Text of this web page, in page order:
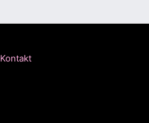
Kontakt